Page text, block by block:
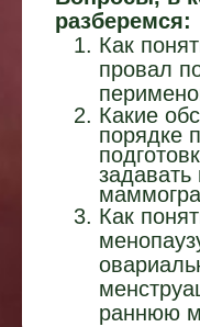
разберемся:
Как
провал
Какие
порядке
Как
раннюю